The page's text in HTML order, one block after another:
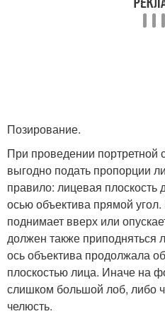
Позирование.
При проведении
выгодно подать пропорции
правило: лицевая
осью объектива прямой
поднимает вверх или
должен также приподняться
ось объектива продолжала
плоскостью лица. Иначе на
слишком большой лоб, либо
челюсть.